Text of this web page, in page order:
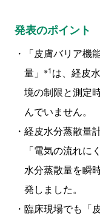
発表のポイント
「皮膚バリア機
量」 ※1は、経皮
境の制限と測定
んでいません。
経皮水分蒸散量
「電気の流れに
水分蒸散量を瞬
発しました。
臨床現場でも「